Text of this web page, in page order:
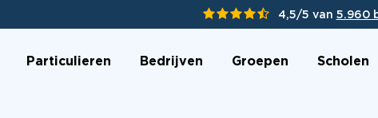
4,5/5 van 5.960
Particulieren Bedrijven Groepen Scholen